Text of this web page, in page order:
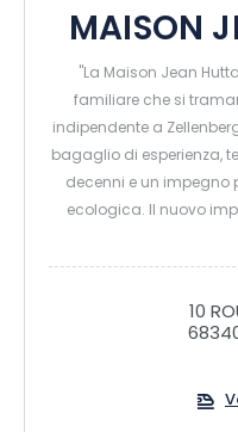
MAISON
"La Maison Jean
familiare che si
indipendente a
bagaglio di esperienza,
decenni e un impegno
ecologica. Il nuovo
Hélène, fratello e
rispetto per gli
10